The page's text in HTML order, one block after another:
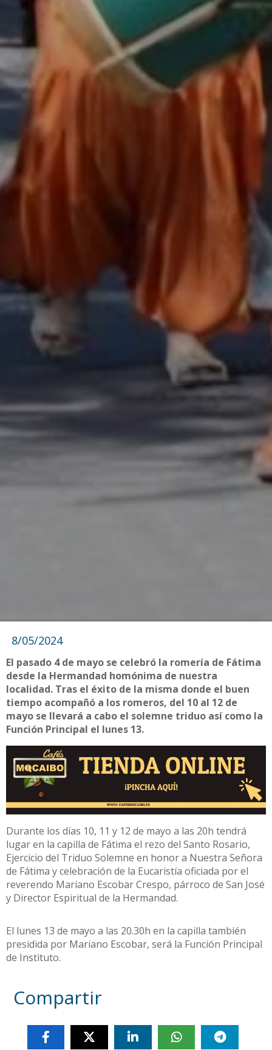
8/05/2024
El pasado 4 de mayo se celebró la romería de Fátima
desde la Hermandad homónima de nuestra
localidad. Tras el éxito de la misma donde el buen
tiempo acompañó a los romeros, del 10 al 12 de
mayo se llevará a cabo el solemne triduo así como la
Función Principal el lunes 13.
Durante los días 10, 11 y 12 de mayo a las 20h tendrá
lugar en la capilla de Fátima el rezo del Santo Rosario,
Ejercicio del Triduo Solemne en honor a Nuestra Señora
de Fátima y celebración de la Eucaristía oficiada por el
reverendo Mariano Escobar Crespo, párroco de San José
y Director Espiritual de la Hermandad.
El lunes 13 de mayo a las 20.30h en la capilla también
presidida por Mariano Escobar, será la Función Principal
de Instituto.
Compartir